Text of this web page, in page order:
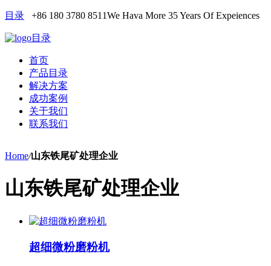
目录 +86 180 3780 8511We Hava More 35 Years Of Expeiences
目录
首页
产品目录
解决方案
成功案例
关于我们
联系我们
Home/山东铁尾矿处理企业
山东铁尾矿处理企业
超细微粉磨粉机